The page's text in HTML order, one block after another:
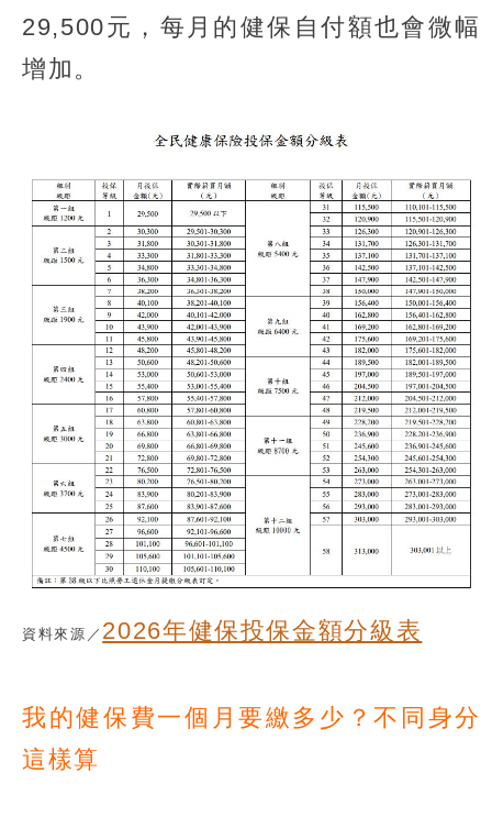
29,500元，每月的健保自付額也會微幅
增加。
資料來源／ 2026年健保投保金額分級表
我的健保費一個月要繳多少？不同身分
這樣算